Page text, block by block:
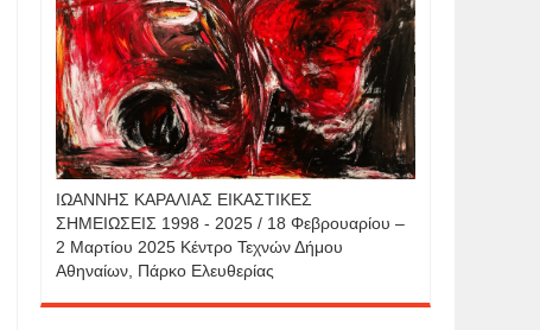
IΩΑΝΝΗΣ KAΡΑΛΙΑΣ ΕΙΚΑΣΤΙΚΕΣ
ΣΗΜΕΙΩΣΕΙΣ 1998 - 2025 / 18 Φεβρουαρίου –
2 Μαρτίου 2025 Κέντρο Τεχνών Δήμου
Αθηναίων, Πάρκο Ελευθερίας